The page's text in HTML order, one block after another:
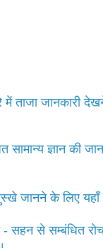
में ताजा जानकारी
सामान्य ज्ञान की
जानने के लिए
- सहन से सम्बंधित